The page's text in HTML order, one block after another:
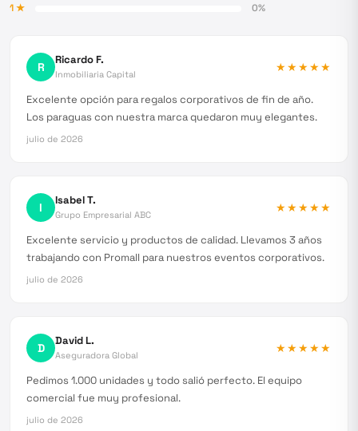
1★ 0%
R Ricardo F.
Inmobiliaria Capital
★★★★★
Excelente opción para regalos corporativos de fin de año.
Los paraguas con nuestra marca quedaron muy elegantes.
julio de 2026
I Isabel T.
Grupo Empresarial ABC
★★★★★
Excelente servicio y productos de calidad. Llevamos 3 años
trabajando con Promall para nuestros eventos corporativos.
julio de 2026
D David L.
Aseguradora Global
★★★★★
Pedimos 1.000 unidades y todo salió perfecto. El equipo
comercial fue muy profesional.
julio de 2026